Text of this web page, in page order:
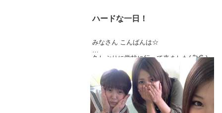
ハードな一日！
みなさん こんばんは☆
久しぶりに学校に行って来ました( ･ิ∀･ิ )
授業受けれたのは今日で２回目(笑)